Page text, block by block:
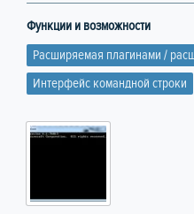
Функции и возможности
Расширяемая плагинами /
Интерфейс командной строки